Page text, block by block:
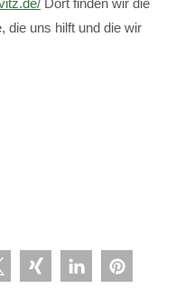
die uns hilft und die wir